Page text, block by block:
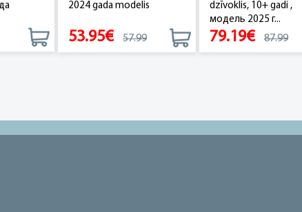
2024 gada modelis
53.95€ 57.99
dzīvoklis, 10+ gadi ,
модель 2025 г...
79.19€ 87.99